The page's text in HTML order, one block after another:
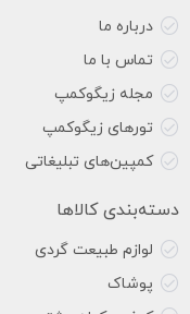
درباره ما
تماس با ما
مجله زیگوکمپ
تورهای زیگوکمپ
کمپین‌های تبلیغاتی
دسته‌بندی کالاها
لوازم طبیعت گردی
پوشاک